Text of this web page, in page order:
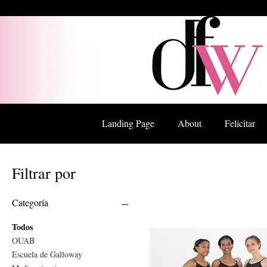
Landing Page About Felicitar
Filtrar por
Categoría
Todos
OUAB
Escuela de Galloway